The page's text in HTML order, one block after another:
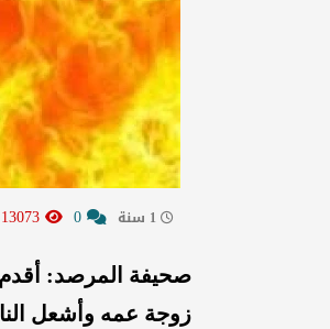
صحيفة المرصد:
زوجة عمه وأشعل